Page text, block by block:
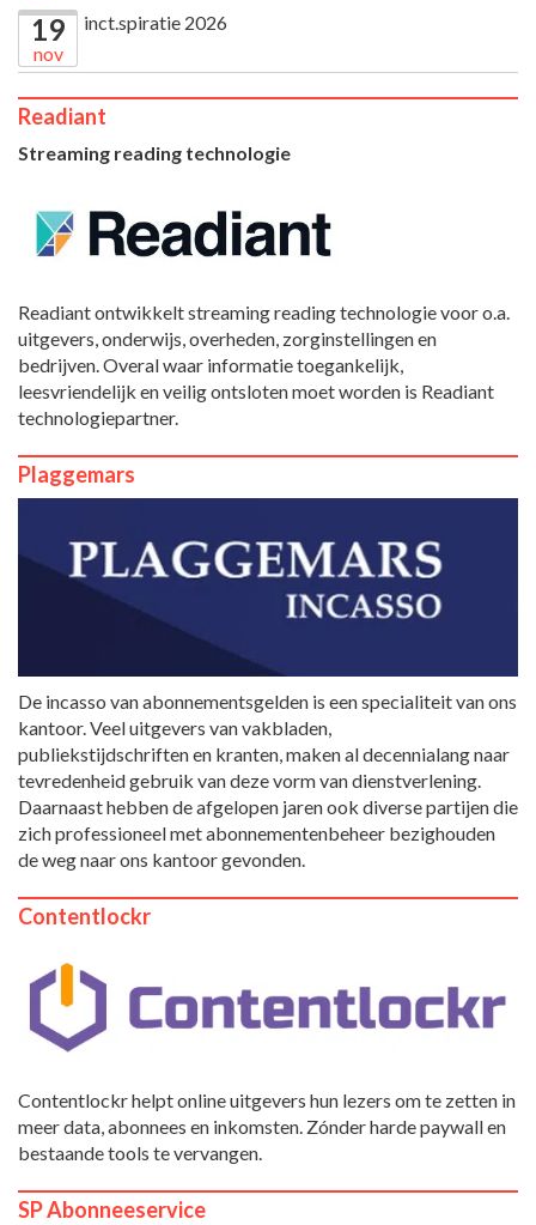
19
nov
inct.spiratie 2026
Readiant
Streaming reading technologie
Readiant ontwikkelt streaming reading technologie voor o.a.
uitgevers, onderwijs, overheden, zorginstellingen en
bedrijven. Overal waar informatie toegankelijk,
leesvriendelijk en veilig ontsloten moet worden is Readiant
technologiepartner.
Plaggemars
De incasso van abonnementsgelden is een specialiteit van ons
kantoor. Veel uitgevers van vakbladen,
publiekstijdschriften en kranten, maken al decennialang naar
tevredenheid gebruik van deze vorm van dienstverlening.
Daarnaast hebben de afgelopen jaren ook diverse partijen die
zich professioneel met abonnementenbeheer bezighouden
de weg naar ons kantoor gevonden.
Contentlockr
Contentlockr helpt online uitgevers hun lezers om te zetten in
meer data, abonnees en inkomsten. Zónder harde paywall en
bestaande tools te vervangen.
SP Abonneeservice